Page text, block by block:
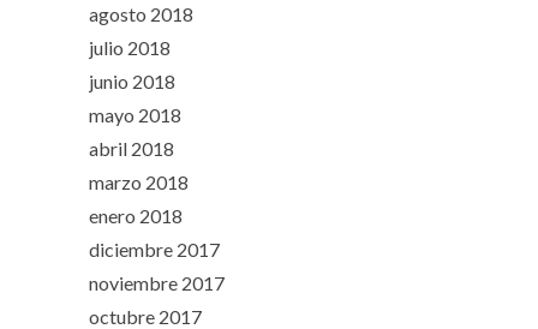
agosto 2018
julio 2018
junio 2018
mayo 2018
abril 2018
marzo 2018
enero 2018
diciembre 2017
noviembre 2017
octubre 2017